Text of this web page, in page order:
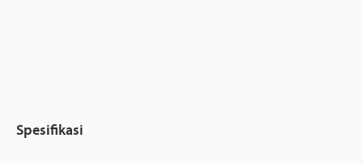
Spesifikasi